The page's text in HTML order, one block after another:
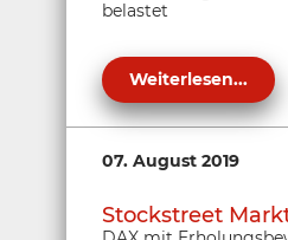
belastet
Weiterlesen...
07. August 2019
Stockstreet